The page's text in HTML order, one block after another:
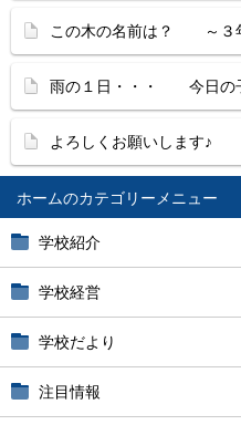
ホーム
学校紹介
学校経営
学校だより
注目情報
この木の名前は？ ～３
雨の１日・・・ 今日の
よろしくお願いします♪